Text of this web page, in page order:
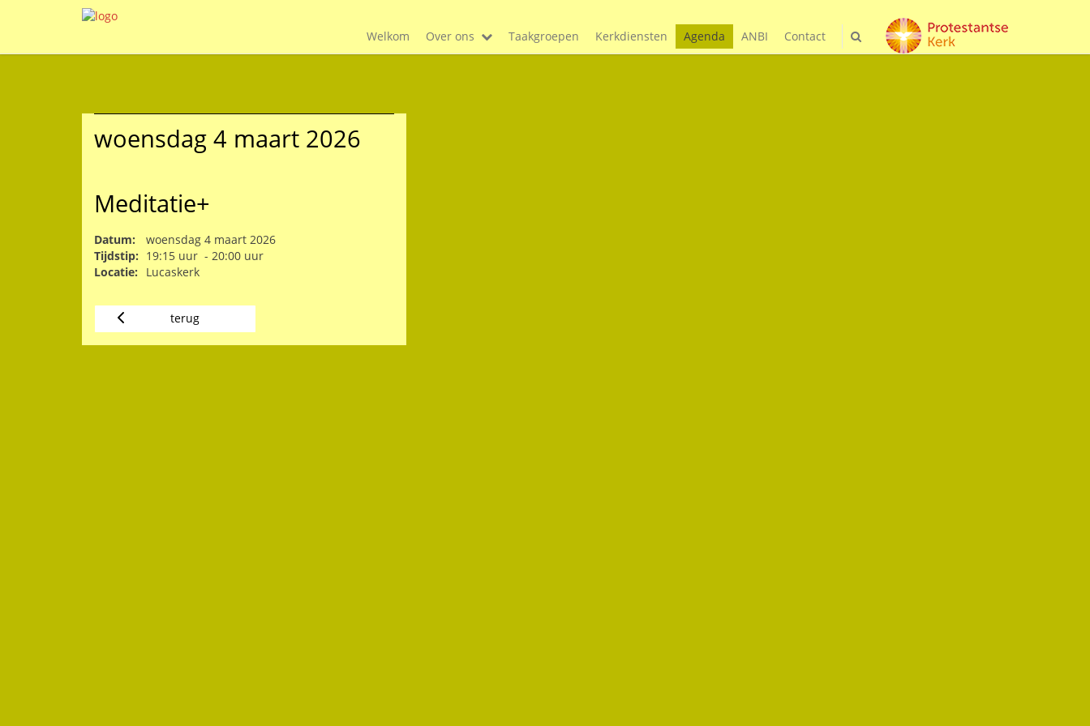
Welkom Over ons Taakgroepen Kerkdiensten Agenda ANBI Contact
woensdag 4 maart 2026
Meditatie+
Datum:
woensdag 4 maart 2026
Tijdstip: 19:15 uur - 20:00 uur
Locatie:
Lucaskerk
terug